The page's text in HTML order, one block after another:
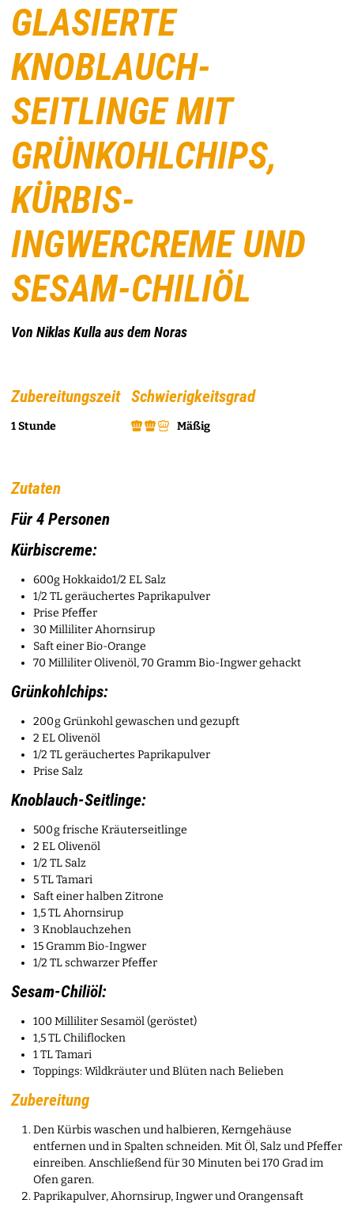
GLASIERTE
KNOBLAUCH-
SEITLINGE MIT
GRÜNKOHLCHIPS,
KÜRBIS-
INGWERCREME UND
SESAM-CHILIÖL
Von Niklas Kulla aus dem Noras
Zubereitungszeit
1 Stunde
Schwierigkeitsgrad
Mäßig
Zutaten
Für 4 Personen
Kürbiscreme:
600g Hokkaido1/2 EL Salz
1/2 TL geräuchertes Paprikapulver
Prise Pfeffer
30 Milliliter Ahornsirup
Saft einer Bio-Orange
70 Milliliter Olivenöl, 70 Gramm Bio-Ingwer gehackt
Grünkohlchips:
200 g Grünkohl gewaschen und gezupft
2 EL Olivenöl
1/2 TL geräuchertes Paprikapulver
Prise Salz
Knoblauch-Seitlinge:
500 g frische Kräuterseitlinge
2 EL Olivenöl
1/2 TL Salz
5 TL Tamari
Saft einer halben Zitrone
1,5 TL Ahornsirup
3 Knoblauchzehen
15 Gramm Bio-Ingwer
1/2 TL schwarzer Pfeffer
Sesam-Chiliöl:
100 Milliliter Sesamöl (geröstet)
1,5 TL Chiliflocken
1 TL Tamari
Toppings: Wildkräuter und Blüten nach Belieben
Zubereitung
Den Kürbis waschen und halbieren, Kerngehäuse
entfernen und in Spalten schneiden. Mit Öl, Salz und Pfeffer
einreiben. Anschließend für 30 Minuten bei 170 Grad im
Ofen garen.
Paprikapulver, Ahornsirup, Ingwer und Orangensaft